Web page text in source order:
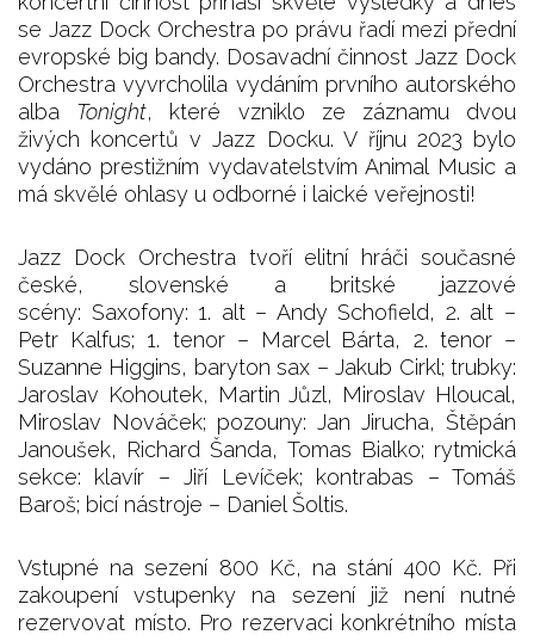
se Jazz Dock Orchestra po právu řadí mezi přední
evropské big bandy. Dosavadní činnost Jazz Dock
Orchestra vyvrcholila vydáním prvního autorského
alba Tonight, které vzniklo ze záznamu dvou
živých koncertů v Jazz Docku. V říjnu 2023 bylo
vydáno prestižním vydavatelstvím Animal Music a
má skvělé ohlasy u odborné i laické veřejnosti!
Jazz Dock Orchestra tvoří elitní hráči současné
české, slovenské a britské jazzové
scény: Saxofony: 1. alt – Andy Schofield, 2. alt –
Petr Kalfus; 1. tenor – Marcel Bárta, 2. tenor –
Suzanne Higgins, baryton sax – Jakub Cirkl; trubky:
Jaroslav Kohoutek, Martin Jůzl, Miroslav Hloucal,
Miroslav Nováček; pozouny: Jan Jirucha, Štěpán
Janoušek, Richard Šanda, Tomas Bialko; rytmická
sekce: klavír – Jiří Levíček; kontrabas – Tomáš
Baroš; bicí nástroje – Daniel Šoltis.
Vstupné na sezení 800 Kč, na stání 400 Kč. Při
zakoupení vstupenky na sezení již není nutné
rezervovat místo. Pro rezervaci konkrétního místa